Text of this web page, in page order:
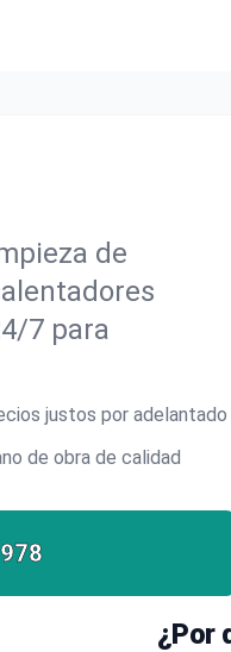
de
7 para
justos por adelantado
de obra de calidad
¿Por